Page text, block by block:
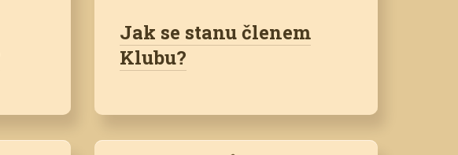
Jak se stanu členem
Klubu?